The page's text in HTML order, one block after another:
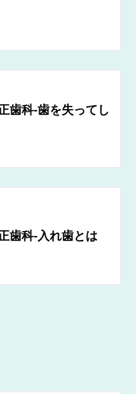
歯科-歯を失ってし
歯科-入れ歯とは